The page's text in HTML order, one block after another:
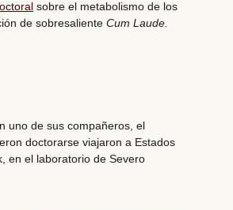
sobre el metabolismo de los
de sobresaliente Cum Laude.
uno de sus compañeros, el
doctorarse viajaron a Estados
en el laboratorio de Severo